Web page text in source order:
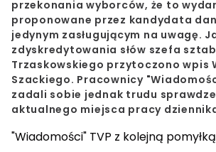
przekonania wyborców, że to
proponowane przez kandydata
jedynym zasługującym na uwagę.
zdyskredytowania słów szefa
Trzaskowskiego przytoczono wpis
Szackiego. Pracownicy
zadali sobie jednak trudu
aktualnego miejsca pracy
"Wiadomości" TVP z kolejną pomyłką